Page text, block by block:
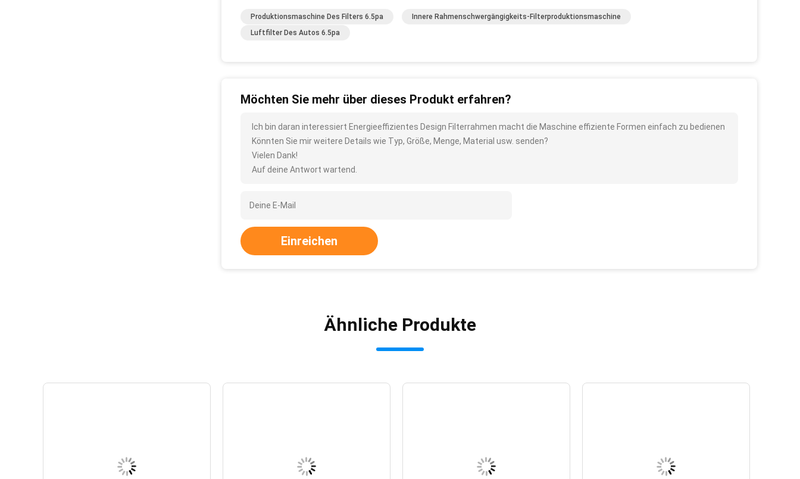
Produktionsmaschine Des Filters 6.5pa
Innere Rahmenschwergängigkeits-Filterproduktionsmaschine
Luftfilter Des Autos 6.5pa
Möchten Sie mehr über dieses Produkt erfahren?
Ich bin daran interessiert Energieeffizientes Design Filterrahmen macht die Maschine effiziente Formen einfach zu bedienen
Könnten Sie mir weitere Details wie Typ, Größe, Menge, Material usw. senden?
Vielen Dank!
Auf deine Antwort wartend.
Einreichen
Ähnliche Produkte